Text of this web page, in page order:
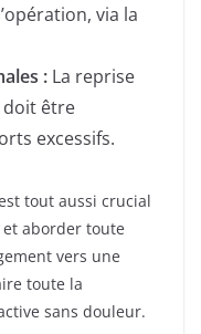
via la
: La reprise
être
excessifs.
tout aussi crucial
aborder toute
vers une
toute la
sans douleur.